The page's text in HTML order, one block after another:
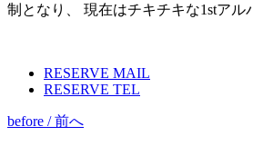
制となり、 現在はチキチキな1stアル
RESERVE MAIL
RESERVE TEL
before / 前へ